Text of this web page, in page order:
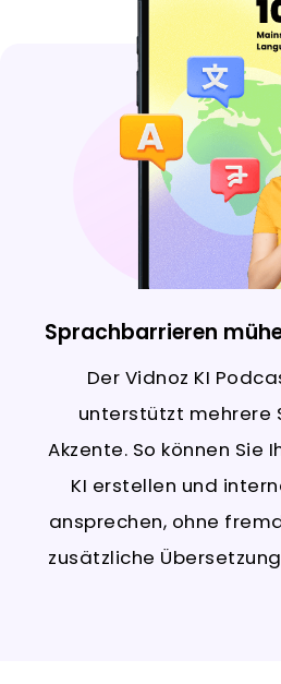
Sprachbarrieren
Der Vidnoz KI
unterstützt mehrere
Akzente. So können Sie
KI erstellen und
ansprechen, ohne
zusätzliche